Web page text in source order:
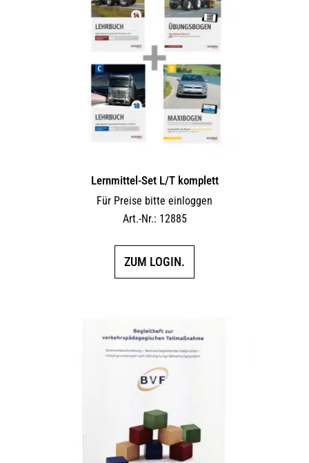
Lernmittel-Set L/T komplett
Für Preise bitte einloggen
Art.-Nr.: 12885
ZUM LOGIN.